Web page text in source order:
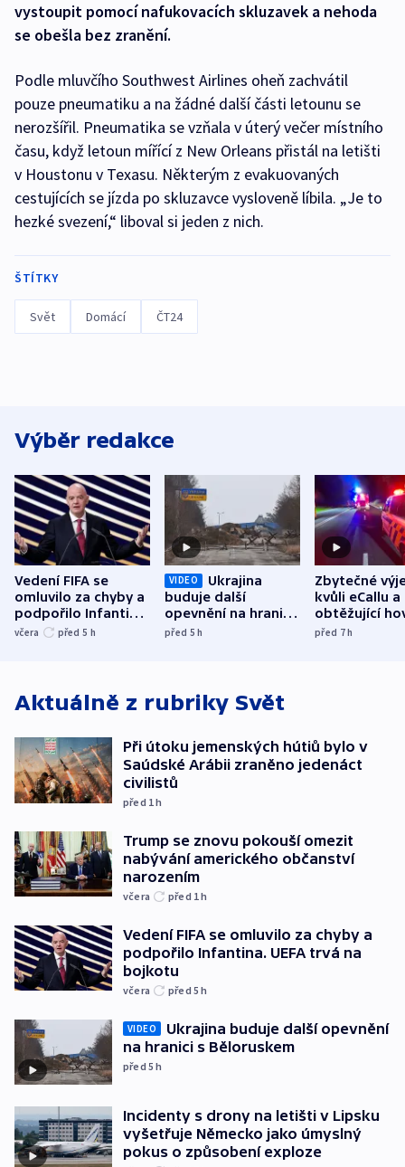
vystoupit pomocí nafukovacích skluzavek a nehoda
se obešla bez zranění.
Podle mluvčího Southwest Airlines oheň zachvátil
pouze pneumatiku a na žádné další části letounu se
nerozšířil. Pneumatika se vzňala v úterý večer místního
času, když letoun mířící z New Orleans přistál na letišti
v Houstonu v Texasu. Některým z evakuovaných
cestujících se jízda po skluzavce vysloveně líbila. „Je to
hezké svezení,“ liboval si jeden z nich.
ŠTÍTKY
Svět Domácí ČT24
Výběr redakce
Vedení FIFA se
omluvilo za chyby a
podpořilo Infantina.
UEFA trvá na
včera před 5 h
VIDEO
Ukrajina
buduje další
opevnění na hranici
s Běloruskem
před 5h
Zbytečné
kvůli eCallu a
obtěžující
zdržují
před 7h
Aktuálně z rubriky Svět
Při útoku jemenských hútiů bylo v
Saúdské Arábii zraněno jedenáct
civilistů
před 1h
Trump se znovu pokouší omezit
nabývání amerického občanství
narozením
včera před 1h
Vedení FIFA se omluvilo za chyby a
podpořilo Infantina. UEFA trvá na
bojkotu
včera před 5h
VIDEO
Ukrajina buduje další opevnění
na hranici s Běloruskem
před 5h
Incidenty s drony na letišti v Lipsku
vyšetřuje Německo jako úmyslný
pokus o způsobení exploze